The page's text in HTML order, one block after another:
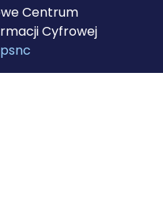
Centrum
Cyfrowej